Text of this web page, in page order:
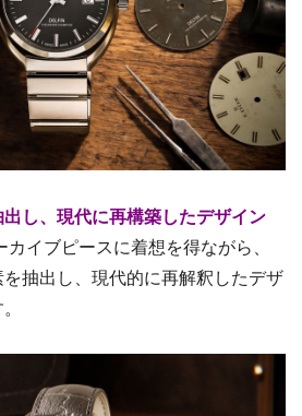
し、現代に再構築したデザイン
イブピースに着想を得ながら、
抽出し、現代的に再解釈したデザ